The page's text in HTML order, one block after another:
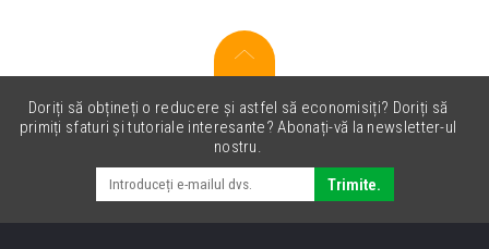
Doriți să obțineți o reducere și astfel să economisiți? Doriți să
primiți sfaturi și tutoriale interesante? Abonați-vă la newsletter-ul
nostru.
Trimite.